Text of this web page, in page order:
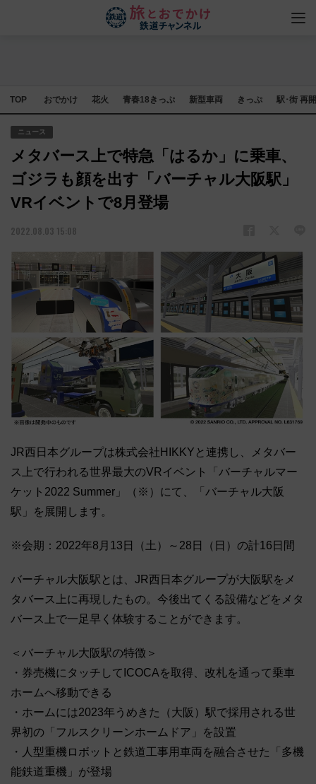
TOP おでかけ 花火 青春18きっぷ 新型車両 きっぷ 駅･街 再
ニュース
メタバース上で特急「はるか」に乗車、
ゴジラも顔を出す「バーチャル大阪駅」
VRイベントで8月登場
2022.08.03 15:08
JR西日本グループは株式会社HIKKYと連携し、メタバー
ス上で行われる世界最大のVRイベント「バーチャルマー
ケット2022 Summer」（※）にて、「バーチャル大阪
駅」を展開します。
※会期：2022年8月13日（土）～28日（日）の計16日間
バーチャル大阪駅とは、JR西日本グループが大阪駅をメ
タバース上に再現したもの。今後出てくる設備などをメタ
バース上で一足早く体験することができます。
＜バーチャル大阪駅の特徴＞
・券売機にタッチしてICOCAを取得、改札を通って乗車
ホームへ移動できる
・ホームには2023年うめきた（大阪）駅で採用される世
界初の「フルスクリーンホームドア」を設置
・人型重機ロボットと鉄道工事用車両を融合させた「多機
能鉄道重機」が登場